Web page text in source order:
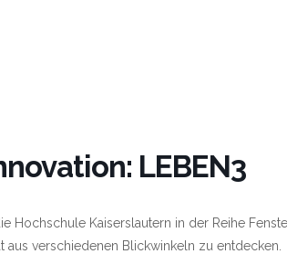
LEBEN3
Hochschule Kaiserslautern in der Reihe
aus verschiedenen Blickwinkeln zu entdecken.